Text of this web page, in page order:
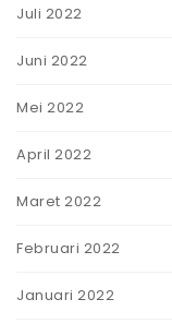
Juli 2022
Juni 2022
Mei 2022
April 2022
Maret 2022
Februari 2022
Januari 2022